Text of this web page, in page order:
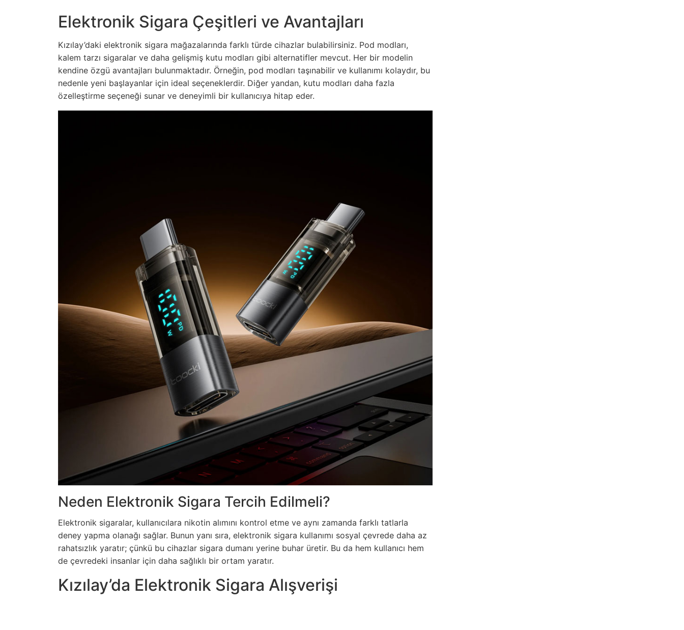
Elektronik Sigara Çeşitleri ve Avantajları
Kızılay’daki elektronik sigara mağazalarında farklı türde cihazlar bulabilirsiniz. Pod modları,
kalem tarzı sigaralar ve daha gelişmiş kutu modları gibi alternatifler mevcut. Her bir modelin
kendine özgü avantajları bulunmaktadır. Örneğin, pod modları taşınabilir ve kullanımı kolaydır, bu
nedenle yeni başlayanlar için ideal seçeneklerdir. Diğer yandan, kutu modları daha fazla
özelleştirme seçeneği sunar ve deneyimli bir kullanıcıya hitap eder.
Neden Elektronik Sigara Tercih Edilmeli?
Elektronik sigaralar, kullanıcılara nikotin alımını kontrol etme ve aynı zamanda farklı tatlarla
deney yapma olanağı sağlar. Bunun yanı sıra, elektronik sigara kullanımı sosyal çevrede daha az
rahatsızlık yaratır; çünkü bu cihazlar sigara dumanı yerine buhar üretir. Bu da hem kullanıcı hem
de çevredeki insanlar için daha sağlıklı bir ortam yaratır.
Kızılay’da Elektronik Sigara Alışverişi